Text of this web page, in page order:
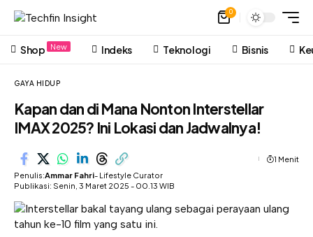
0
Shop New Indeks Teknologi Bisnis
GAYA HIDUP
Kapan dan di Mana Nonton Interstellar
IMAX 2025? Ini Lokasi dan Jadwalnya!
Penulis:Ammar Fahri- Lifestyle Curator
Publikasi: Senin, 3 Maret 2025 - 00.13 WIB
1 Menit